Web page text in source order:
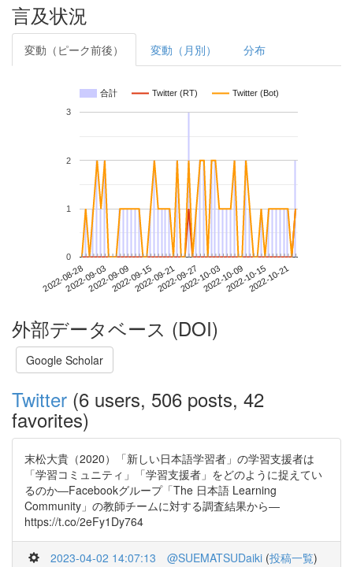
言及状況
変動（ピーク前後） 変動（月別） 分布
合計 Twitter (RT) Twitter (Bot)
2022-08-282022-09-032022-09-092022-09-152022-09-212022-09-272022-10-032022-10-092022-10-152022-10-21
0
1
2
3
外部データベース (DOI)
Google Scholar
Twitter (6 users, 506 posts, 42
favorites)
末松大貴（2020）「新しい日本語学習者」の学習支援者は
「学習コミュニティ」「学習支援者」をどのように捉えてい
るのか―Facebookグループ「The 日本語 Learning
Community」の教師チームに対する調査結果から―
https://t.co/2eFy1Dy764
2023-04-02 14:07:13 @SUEMATSUDaiki (投稿一覧)